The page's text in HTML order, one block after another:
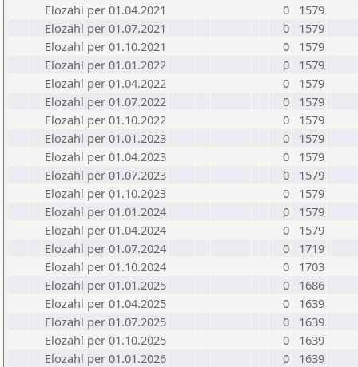
Elozahl per 01.04.2021
0
1579
Elozahl per 01.07.2021
0
1579
Elozahl per 01.10.2021
0
1579
Elozahl per 01.01.2022
0
1579
Elozahl per 01.04.2022
0
1579
Elozahl per 01.07.2022
0
1579
Elozahl per 01.10.2022
0
1579
Elozahl per 01.01.2023
0
1579
Elozahl per 01.04.2023
0
1579
Elozahl per 01.07.2023
0
1579
Elozahl per 01.10.2023
0
1579
Elozahl per 01.01.2024
0
1579
Elozahl per 01.04.2024
0
1579
Elozahl per 01.07.2024
0
1719
Elozahl per 01.10.2024
0
1703
Elozahl per 01.01.2025
0
1686
Elozahl per 01.04.2025
0
1639
Elozahl per 01.07.2025
0
1639
Elozahl per 01.10.2025
0
1639
Elozahl per 01.01.2026
0
1639